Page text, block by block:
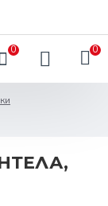
0 0